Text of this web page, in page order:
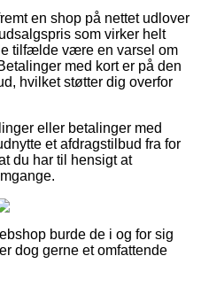
en shop på nettet udlover
som virker helt
tilfælde være en varsel om
med kort er på den
hvilket støtter dig overfor
eller betalinger med
et afdragstilbud fra for
du har til hensigt at
burde de i og for sig
dog gerne et omfattende